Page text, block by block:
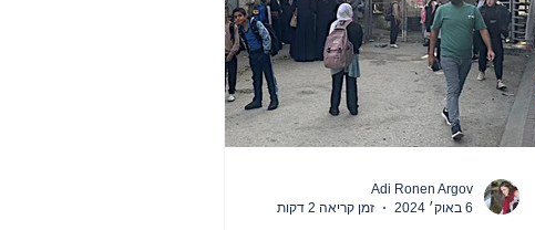
Adi Ronen Argov
6 באוק׳ 2024
זמן קריאה 2 דקות